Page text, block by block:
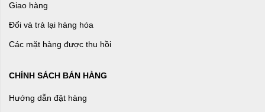
Giao hàng
Đổi và trả lại hàng hóa
Các mặt hàng được thu hồi
CHÍNH SÁCH BÁN HÀNG
Hướng dẫn đặt hàng